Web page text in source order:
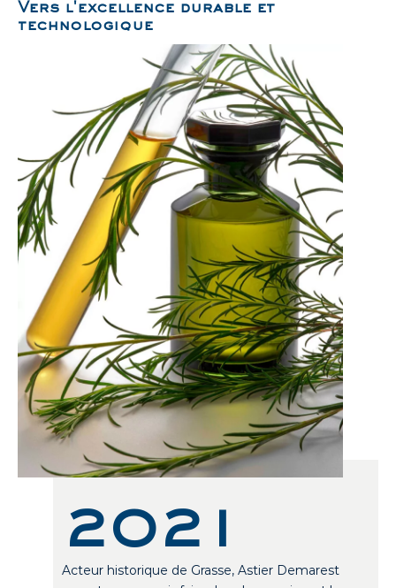
Vers l'excellence durable et
technologique
2021
Acteur historique de Grasse, Astier Demarest